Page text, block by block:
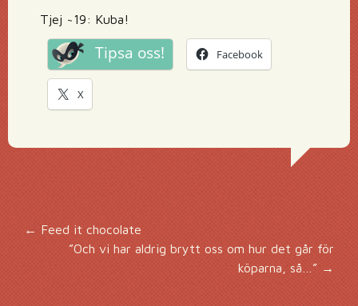
Tjej ~19: Kuba!
Tipsa oss! Facebook
X
Inläggsnavigering
←Feed it chocolate
”Och vi har aldrig brytt oss om hur det går för
köparna, så…”→